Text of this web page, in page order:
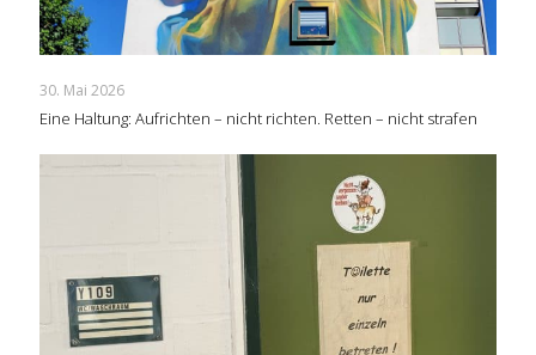
30. Mai 2026
Eine Haltung: Aufrichten – nicht richten. Retten – nicht strafen